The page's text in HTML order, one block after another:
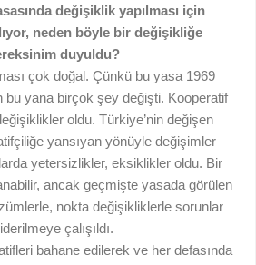
değişiklik yapılması için
neden böyle bir değişikliğe
duyuldu?
çok doğal. Çünkü bu yasa 1969
bu yana birçok şey değişti. Kooperatif
oldu. Türkiye’nin değişen
yansıyan yönüyle değişimler
yetersizlikler, eksiklikler oldu. Bir
ancak geçmişte yasada görülen
nokta değişikliklerle sorunlar
çalışıldı.
bahane edilerek ve her defasında